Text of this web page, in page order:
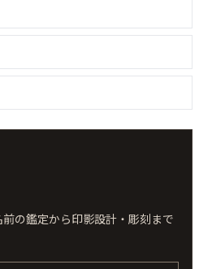
の鑑定から印影設計・彫刻まで